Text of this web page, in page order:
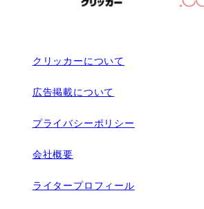
クリッカーについて
広告掲載について
プライバシーポリシー
会社概要
ライタープロフィール